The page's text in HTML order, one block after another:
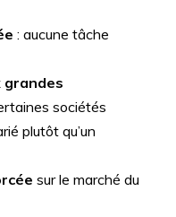
: aucune tâche
grandes
sociétés
plutôt qu’un
sur le marché du